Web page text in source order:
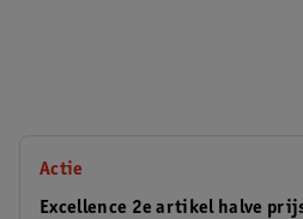
Actie
Excellence 2e artikel halve